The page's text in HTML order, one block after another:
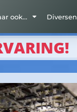
ook… Diversen